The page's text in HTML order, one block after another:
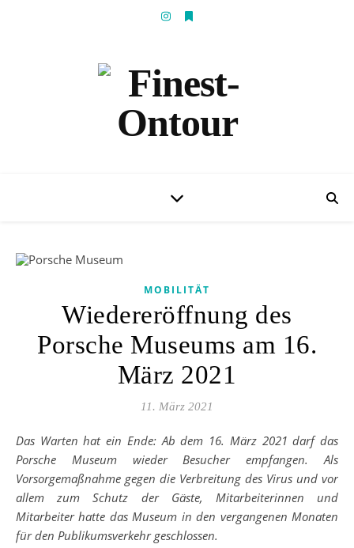
MOBILITÄT
Wiedereröffnung des
Porsche Museums am 16.
März 2021
11. März 2021
Das Warten hat ein Ende: Ab dem 16. März 2021 darf das
Porsche Museum wieder Besucher empfangen. Als
Vorsorgemaßnahme gegen die Verbreitung des Virus und vor
allem zum Schutz der Gäste, Mitarbeiterinnen und
Mitarbeiter hatte das Museum in den vergangenen Monaten
für den Publikumsverkehr geschlossen.